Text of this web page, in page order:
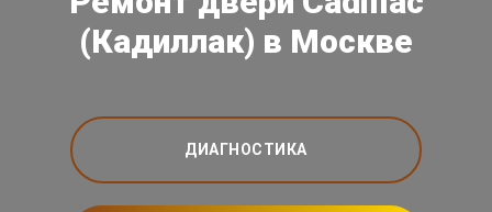
(Кадиллак) в Москве
ДИАГНОСТИКА